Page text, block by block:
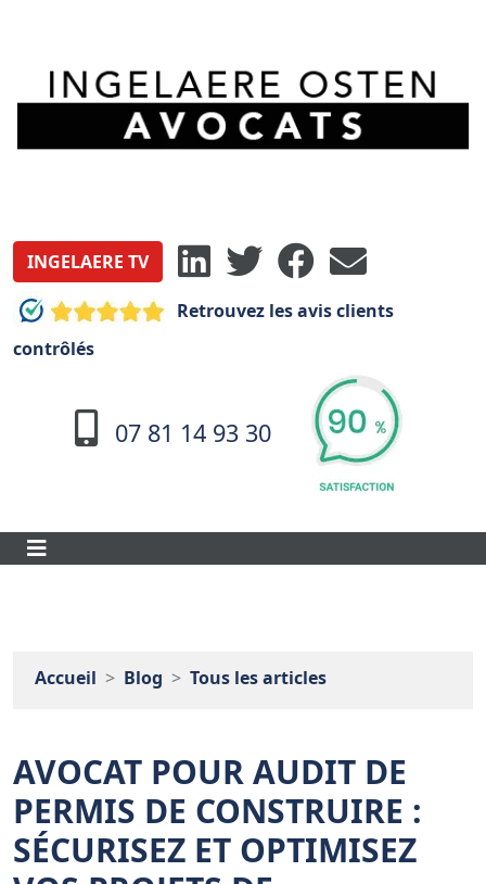
INGELAERE TV
Retrouvez les avis clients
contrôlés
07 81 14 93 30
Accueil Blog Tous les articles
AVOCAT POUR AUDIT DE
PERMIS DE CONSTRUIRE :
SÉCURISEZ ET OPTIMISEZ